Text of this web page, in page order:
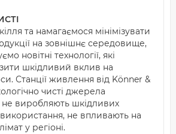
та намагаємося мінімізувати
на зовнішнє середовище,
новітні технології, які
шкідливий вклив на
Станції живлення від Könner &
чисті джерела
виробляють шкідливих
використання, не впливають на
у регіоні.